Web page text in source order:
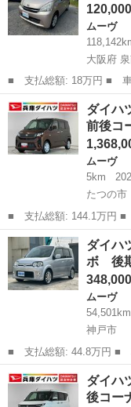
９インチデ...
ムーヴ
大阪府
■ 支払総額: 18万円 ■ 車両本体価格： 120,000 円 ■ メーカー
名： ダイハツ ■ 車種
量： 660cc ■ ドア枚数
大阪 泉南市 ムーヴ
ダイハ
前後コ
ムーヴ
5km
たつの市
■ 支払総額: 144.1万円 ■ 車両本体価格： 1,368,000 円 ■ メーカ
ー名： ダイハツ ■ 車
電動スライドドア 前後
限１年保...
兵庫 たつの市
ダイハ
ボ 後
ムーヴ
54,501km
神戸市
■ 支払総額: 44.8万円 ■ 車両本体価格： 348,000 円 ■ メーカー
名： ダイハツ ■ 車種
ＲＳ ４気筒ターボ 後
チャージヘッ...
兵庫 神戸市 ムーヴ
ダイ
後コ